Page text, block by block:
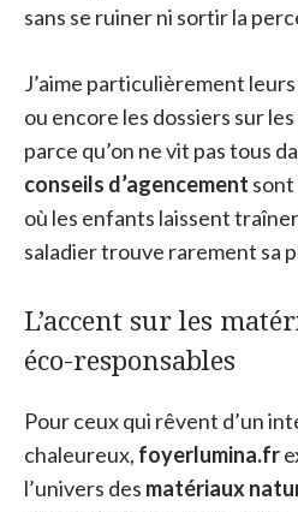
sans se ruiner ni sortir la
J’aime particulièrement
ou encore les dossiers sur les
parce qu’on ne vit pas tous
conseils d’agencement sont
où les enfants laissent
saladier trouve rarement sa
L’accent sur les
éco-responsables
Pour ceux qui rêvent d’un
chaleureux, foyerlumina.fr
l’univers des matériaux